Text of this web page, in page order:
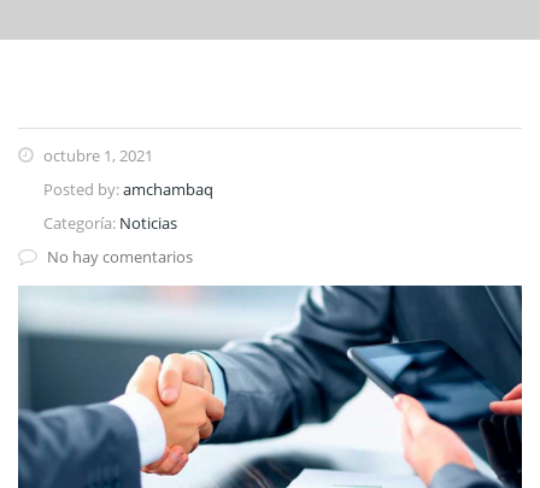
octubre 1, 2021
Posted by:amchambaq
Categoría: Noticias
No hay comentarios